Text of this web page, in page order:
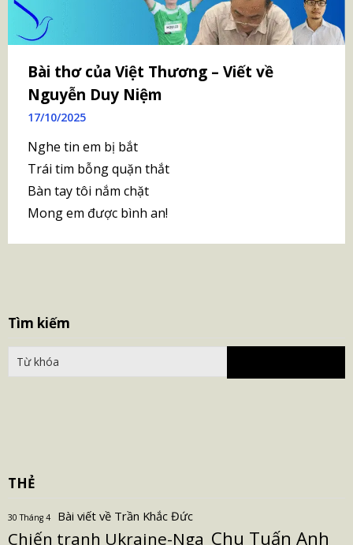
Bài thơ của Việt Thương – Viết về
Nguyễn Duy Niệm
17/10/2025
Nghe tin em bị bắt
Trái tim bỗng quặn thắt
Bàn tay tôi nắm chặt
Mong em được bình an!
Tìm kiếm
THẺ
30 Tháng 4 Bài viết về Trần Khắc Đức
Chiến tranh Ukraine-Nga Chu Tuấn Anh